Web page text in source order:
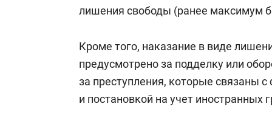
лишения свободы (ранее максимум
Кроме того, наказание в виде
предусмотрено за подделку или
за преступления, которые связаны
и постановкой на учет иностранных